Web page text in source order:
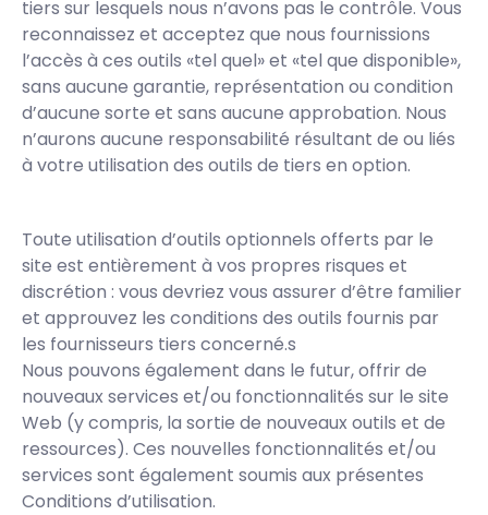
tiers sur lesquels nous n’avons pas le contrôle. Vous
reconnaissez et acceptez que nous fournissions
l’accès à ces outils «tel quel» et «tel que disponible»,
sans aucune garantie, représentation ou condition
d’aucune sorte et sans aucune approbation. Nous
n’aurons aucune responsabilité résultant de ou liés
à votre utilisation des outils de tiers en option.
Toute utilisation d’outils optionnels offerts par le
site est entièrement à vos propres risques et
discrétion : vous devriez vous assurer d’être familier
et approuvez les conditions des outils fournis par
les fournisseurs tiers concerné.s
Nous pouvons également dans le futur, offrir de
nouveaux services et/ou fonctionnalités sur le site
Web (y compris, la sortie de nouveaux outils et de
ressources). Ces nouvelles fonctionnalités et/ou
services sont également soumis aux présentes
Conditions d’utilisation.